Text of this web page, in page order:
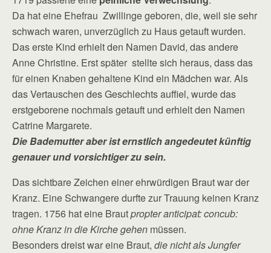
Da hat eine Ehefrau Zwillinge geboren, die, weil sie sehr
schwach waren, unverzüglich zu Haus getauft wurden.
Das erste Kind erhielt den Namen David, das andere
Anne Christine. Erst später stellte sich heraus, dass das
für einen Knaben gehaltene Kind ein Mädchen war. Als
das Vertauschen des Geschlechts auffiel, wurde das
erstgeborene nochmals getauft und erhielt den Namen
Catrine Margarete.
Die Bademutter aber ist ernstlich angedeutet künftig
genauer und vorsichtiger zu sein.
Das sichtbare Zeichen einer ehrwürdigen Braut war der
Kranz. Eine Schwangere durfte zur Trauung keinen Kranz
tragen. 1756 hat eine Brautpropter anticipat: concub:
ohne Kranz in die Kirche gehen müssen.
Besonders dreist war eine Braut, die nicht als Jungfer